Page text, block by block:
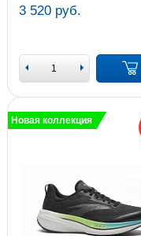
3 520 руб.
Новая коллекция